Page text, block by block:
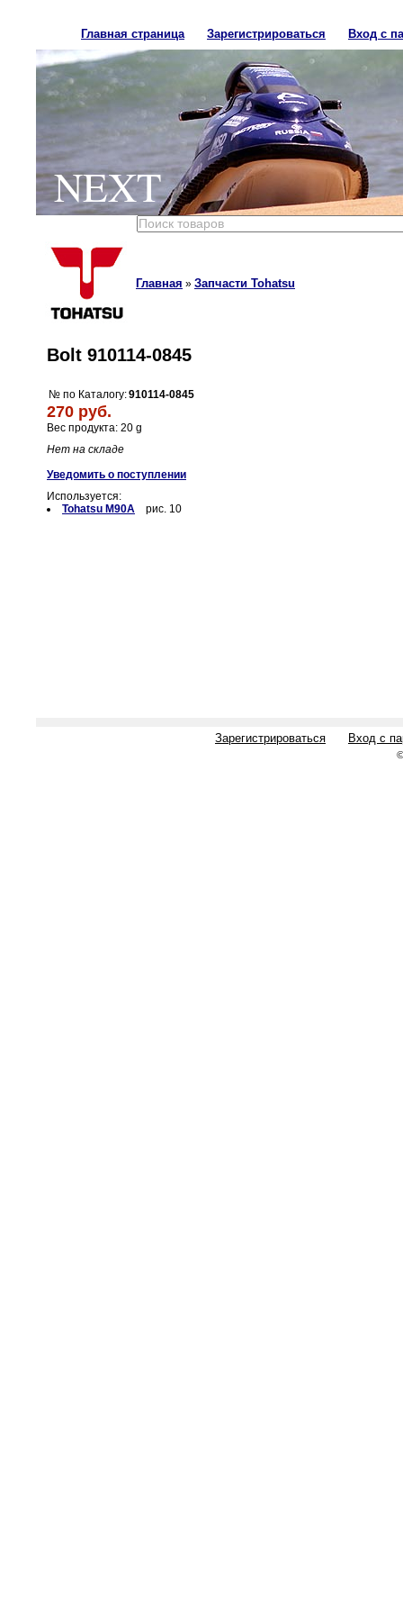
Главная страница Зарегистрироваться Вход с
NEXT
Главная » Запчасти Tohatsu
Bolt 910114-0845
№ по Каталогу:910114-0845
270 руб.
Вес продукта: 20 g
Нет на складе
Уведомить о поступлении
Используется:
Tohatsu M90A рис. 10
Зарегистрироваться Вход с